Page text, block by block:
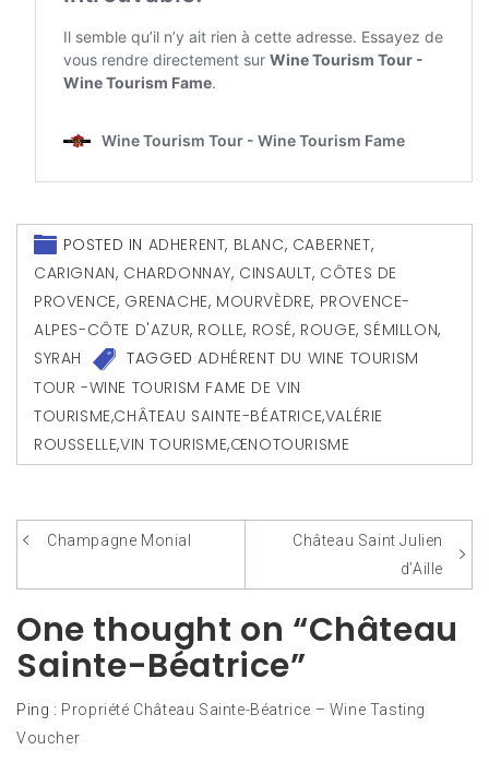
POSTED IN ADHERENT, BLANC, CABERNET,
CARIGNAN, CHARDONNAY, CINSAULT, CÔTES DE
PROVENCE, GRENACHE, MOURVÈDRE, PROVENCE-
ALPES-CÔTE D'AZUR, ROLLE, ROSÉ, ROUGE, SÉMILLON,
SYRAH
TAGGEDADHÉRENT DU WINE TOURISM
TOUR -WINE TOURISM FAME DE VIN
TOURISME,CHÂTEAU SAINTE-BÉATRICE,VALÉRIE
ROUSSELLE,VIN TOURISME,ŒNOTOURISME
Navigation
de
l’article
Champagne Monial
Château Saint Julien
d’Aille
One thought on “Château
Sainte-Béatrice”
Ping : Propriété Château Sainte-Béatrice – Wine Tasting
Voucher